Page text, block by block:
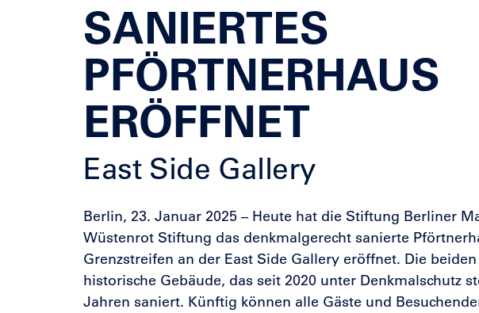
SANIERTES
PFÖRTNERHAUS
ERÖFFNET
East Side Gallery
Berlin, 23. Januar 2025 – Heute hat die Stiftung Berliner
Wüstenrot Stiftung das denkmalgerecht sanierte
Grenzstreifen an der East Side Gallery eröffnet. Die
historische Gebäude, das seit 2020 unter Denkmalschutz
Jahren saniert. Künftig können alle Gäste und